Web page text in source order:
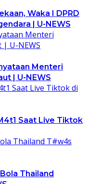
Waka I DPRD
| U-NEWS
Menteri
| U-NEWS
Saat Live Tiktok
Thailand